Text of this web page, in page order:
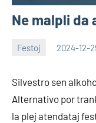
Ne malpli da
Festoj 2024-12-
Silvestro sen
Alternativo por
la plej atendataj